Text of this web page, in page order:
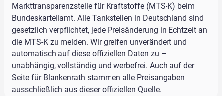
Markttransparenzstelle für Kraftstoffe (MTS-K) beim
Bundeskartellamt. Alle Tankstellen in Deutschland sind
gesetzlich verpflichtet, jede Preisänderung in Echtzeit an
die MTS-K zu melden. Wir greifen unverändert und
automatisch auf diese offiziellen Daten zu –
unabhängig, vollständig und werbefrei. Auch auf der
Seite für Blankenrath stammen alle Preisangaben
ausschließlich aus dieser offiziellen Quelle.